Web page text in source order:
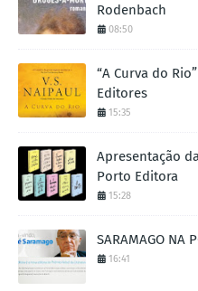
Rodenbach
08:50
“A Curva do
Editores
15:35
Apresentação
Porto Editora
15:28
SARAMAGO NA
16:41